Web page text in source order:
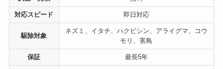
対応スピード 即日対応
駆除対象
ネズミ、イタチ、ハクビシン、アライグマ、コウ
モリ、害鳥
保証 最長5年